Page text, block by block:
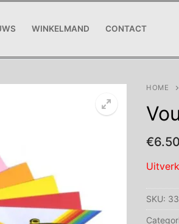
WINKELMAND CONTACT
HOME
€6.50
SKU: